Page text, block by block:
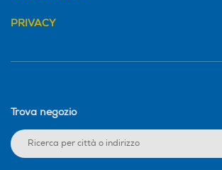
PRIVACY
Trova negozio